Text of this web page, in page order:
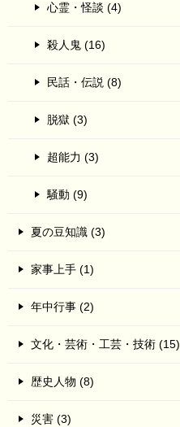
心霊・怪談 (4)
殺人鬼 (16)
民話・伝説 (8)
脱獄 (3)
超能力 (3)
騒動 (9)
夏の豆知識 (3)
家事上手 (1)
年中行事 (2)
文化・芸術・工芸・技術 (15)
歴史人物 (8)
災害 (3)